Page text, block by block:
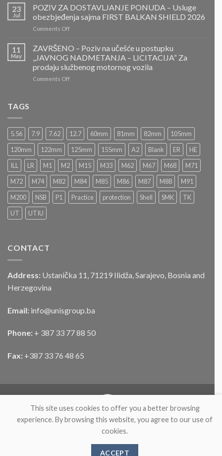
POZIV
ZA
DOSTAVLJANJE
PONUDA
Projektovanje,
izrada
montaža
Nacionalnog
23
Jul
POZIV ZA DOSTAVLJANJE PONUDA – Usluge
obezbjeđenja sajma FIRST BALKAN SHIELD 2026
Comments Offon
ZA
DOSTAVLJANJE
PONUDA
–
Usluge
2026
11
May
ZAVRŠENO – Poziv na učešće u postupku
„JAVNOG NADMETANJA – LICITACIJA“ Za
prodaju službenog motornog vozila
Comments Offon
u
postupku
„JAVNOG
NADMETANJA
–
LICITACIJA“
Za
prodaju
službenog
motornog
TAGS
5.56 7.9 7.62 12.7 60mm 81mm 82mm
105mm
120mm
122mm 125mm 155mm A2 Blank ER
HE
ILL
LR M1 M2 M15 M33 M62 M67 M68
M71
M72
M74 M82 M84 M85 M86 M87 M88
M91
M200
NSB P1 Practice protection Shell SMK
TK
UT
UTIU
CONTACT
Address: Ustanička 11, 71219 Ilidža, Sarajevo, Bosnia and
Herzegovina
Email: info@unisgroup.ba
Phone: + 387 33 77 88 50
Fax: +387 33 76 48 65
PRODUCTS
2026 ©UnisGroup
This site uses cookies to offer you a better browsing
experience. By browsing this website, you agree to our use of
cookies.
ACCEPT